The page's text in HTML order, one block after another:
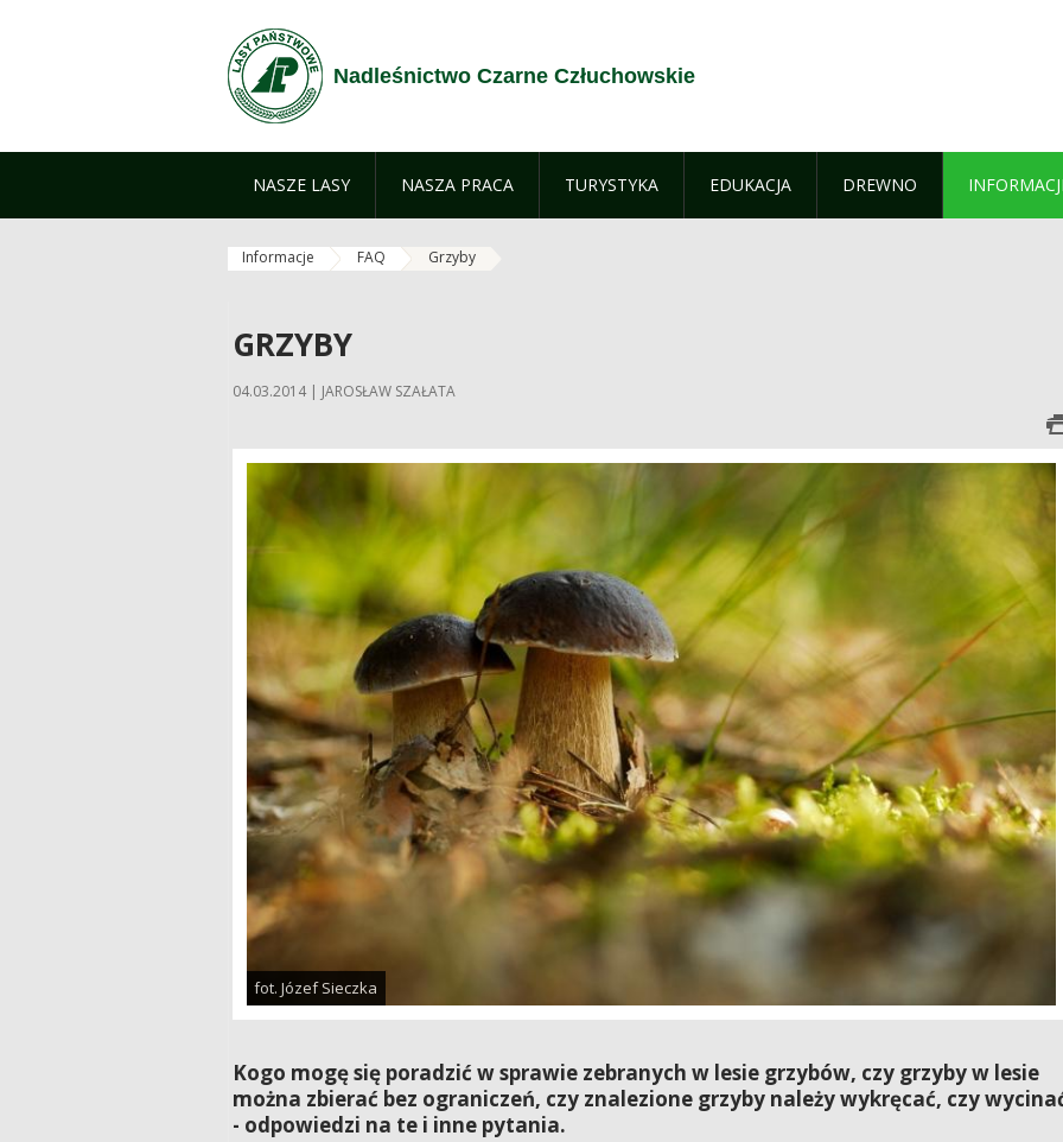
Nadleśnictwo Czarne Człuchowskie
NASZE LASY NASZA PRACA TURYSTYKA EDUKACJA DREWNO
Informacje FAQ Grzyby
GRZYBY
04.03.2014 | JAROSŁAW SZAŁATA
fot. Józef Sieczka
Kogo mogę się poradzić w sprawie zebranych w lesie grzybów, czy grzyby w lesie
można zbierać bez ograniczeń, czy znalezione grzyby należy wykręcać, czy
- odpowiedzi na te i inne pytania.